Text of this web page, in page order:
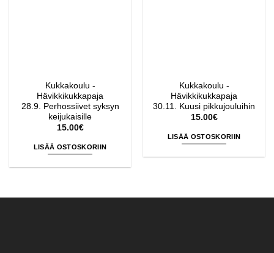
Kukkakoulu -
Hävikkikukkapaja
28.9. Perhossiivet syksyn
keijukaisille
15.00€
LISÄÄ OSTOSKORIIN
Kukkakoulu -
Hävikkikukkapaja
30.11. Kuusi pikkujouluihin
15.00€
LISÄÄ OSTOSKORIIN